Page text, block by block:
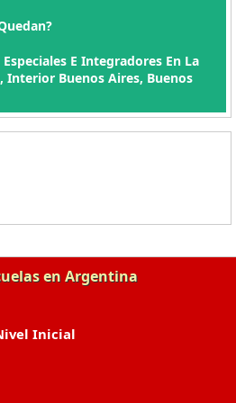
E Integradores En La
Interior Buenos Aires, Buenos
en Argentina
Inicial